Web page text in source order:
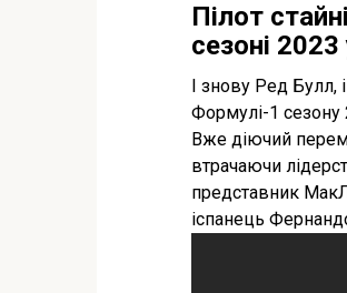
Пілот
сезоні
І знову Ред
Формулі-1 сезону
Вже діючий
втрачаючи
представник
іспанець